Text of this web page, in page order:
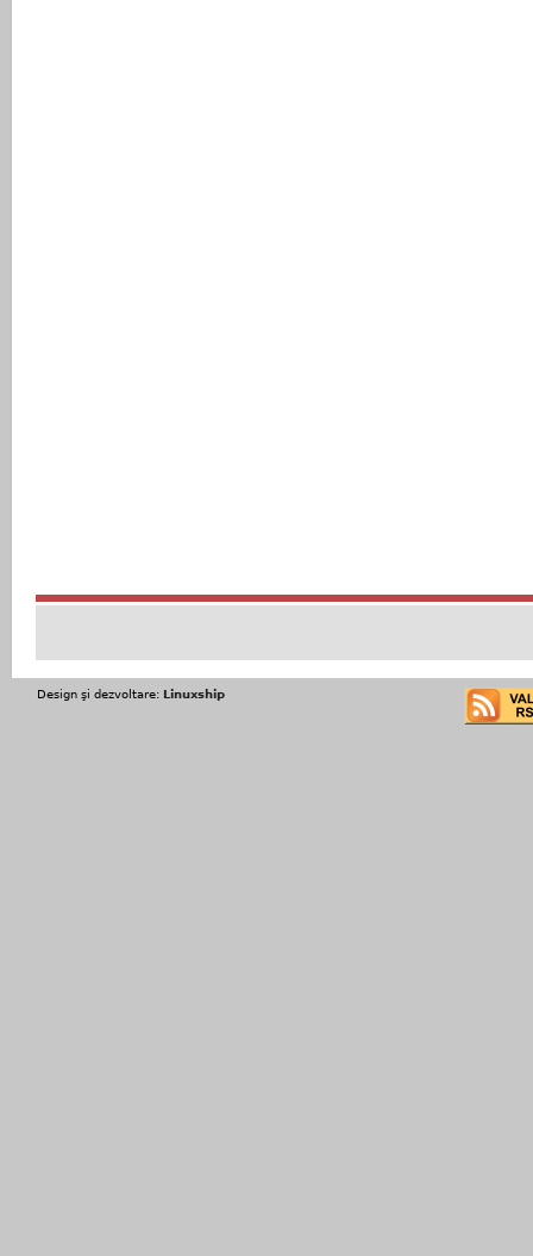
Design şi dezvoltare: Linuxship